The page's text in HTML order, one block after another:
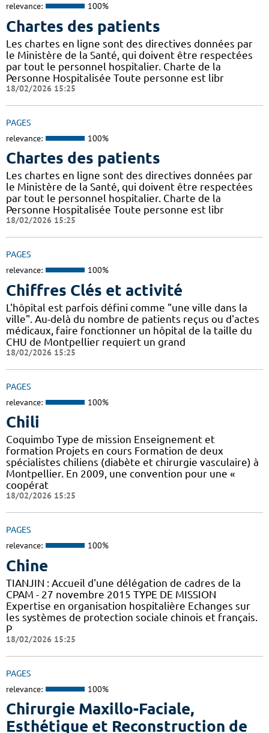
relevance: 100%
Chartes des patients
Les chartes en ligne sont des directives données par
le Ministère de la Santé, qui doivent être respectées
par tout le personnel hospitalier. Charte de la
Personne Hospitalisée Toute personne est libr
18/02/2026 15:25
PAGES
relevance: 100%
Chartes des patients
Les chartes en ligne sont des directives données par
le Ministère de la Santé, qui doivent être respectées
par tout le personnel hospitalier. Charte de la
Personne Hospitalisée Toute personne est libr
18/02/2026 15:25
PAGES
relevance: 100%
Chiffres Clés et activité
L'hôpital est parfois défini comme "une ville dans la
ville". Au-delà du nombre de patients reçus ou d'actes
médicaux, faire fonctionner un hôpital de la taille du
CHU de Montpellier requiert un grand
18/02/2026 15:25
PAGES
relevance: 100%
Chili
Coquimbo Type de mission Enseignement et
formation Projets en cours Formation de deux
spécialistes chiliens (diabète et chirurgie vasculaire) à
Montpellier. En 2009, une convention pour une «
coopérat
18/02/2026 15:25
PAGES
relevance: 100%
Chine
TIANJIN : Accueil d'une délégation de cadres de la
CPAM - 27 novembre 2015 TYPE DE MISSION
Expertise en organisation hospitalière Echanges sur
les systèmes de protection sociale chinois et français.
P
18/02/2026 15:25
PAGES
relevance: 100%
Chirurgie Maxillo-Faciale,
Esthétique et Reconstruction de